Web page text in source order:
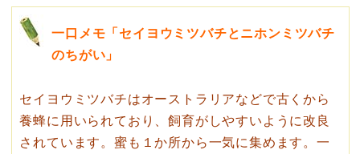
一口メモ「セイヨウミツバチとニホンミツバチ
のちがい」
セイヨウミツバチはオーストラリアなどで古くから
養蜂に用いられており、飼育がしやすいように改良
されています。蜜も１か所から一気に集めます。一